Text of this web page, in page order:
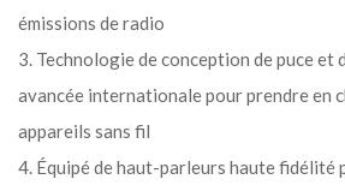
émissions de radio
3. Technologie de conception de puce et
avancée internationale pour prendre en
appareils sans fil
4. Équipé de haut-parleurs haute fidélité